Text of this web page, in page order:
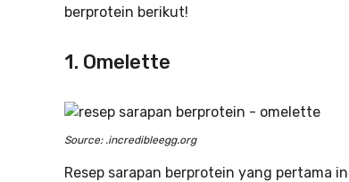
berprotein berikut!
1. Omelette
Source: .incredibleegg.org
Resep sarapan berprotein yang pertama